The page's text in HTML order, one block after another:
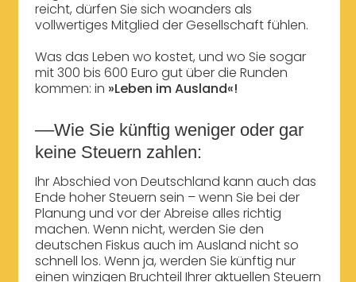
reicht, dürfen Sie sich woanders als
vollwertiges Mitglied der Gesellschaft fühlen.
Was das Leben wo kostet, und wo Sie sogar
mit 300 bis 600 Euro gut über die Runden
kommen: in »Leben im Ausland«!
––Wie Sie künftig weniger oder gar
keine Steuern zahlen:
Ihr Abschied von Deutschland kann auch das
Ende hoher Steuern sein – wenn Sie bei der
Planung und vor der Abreise alles richtig
machen. Wenn nicht, werden Sie den
deutschen Fiskus auch im Ausland nicht so
schnell los. Wenn ja, werden Sie künftig nur
einen winzigen Bruchteil Ihrer aktuellen Steuern